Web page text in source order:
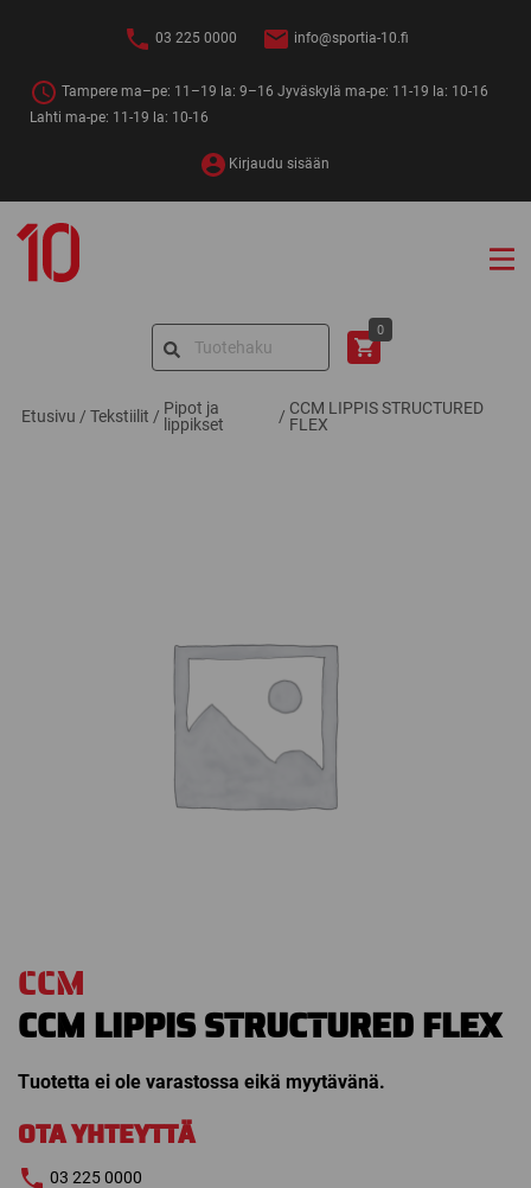
03 225 0000 info@sportia-10.fi
Tampere ma–pe: 11–19 la: 9–16 Jyväskylä ma-pe: 11-19 la: 10-16
Lahti ma-pe: 11-19 la: 10-16
Kirjaudu sisään
10
Search
0
Etusivu / Tekstiilit / Pipot ja
lippikset
/ CCM LIPPIS STRUCTURED
FLEX
CCM
CCM LIPPIS STRUCTURED FLEX
Tuotetta ei ole varastossa eikä myytävänä.
OTA YHTEYTTÄ
03 225 0000